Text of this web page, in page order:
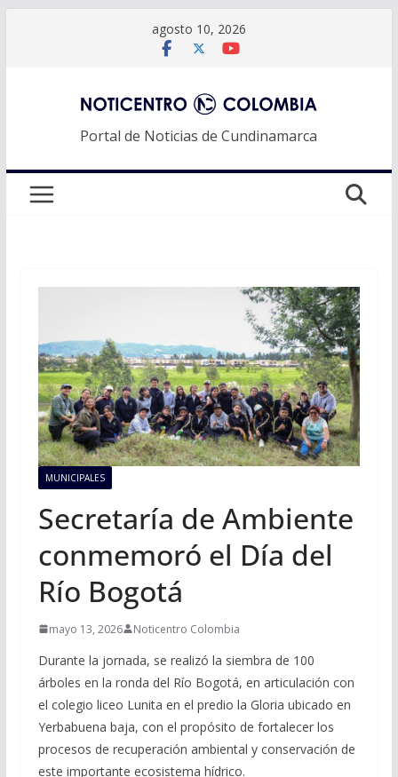
agosto 10, 2026
Portal de Noticias de Cundinamarca
MUNICIPALES
Secretaría de Ambiente
conmemoró el Día del
Río Bogotá
mayo 13, 2026 Noticentro Colombia
Durante la jornada, se realizó la siembra de 100
árboles en la ronda del Río Bogotá, en articulación con
el colegio liceo Lunita en el predio la Gloria ubicado en
Yerbabuena baja, con el propósito de fortalecer los
procesos de recuperación ambiental y conservación de
este importante ecosistema hídrico.